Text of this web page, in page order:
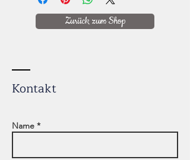
Zurück zum Shop
Kontakt
Name *